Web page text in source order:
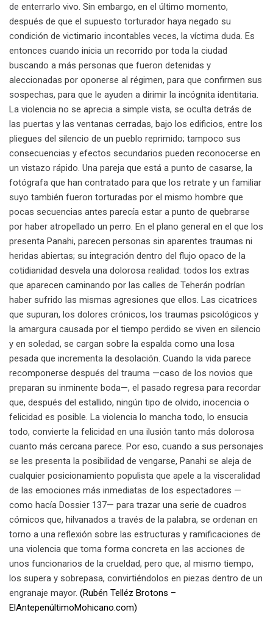
de enterrarlo vivo. Sin embargo, en el último momento,
después de que el supuesto torturador haya negado su
condición de victimario incontables veces, la víctima duda. Es
entonces cuando inicia un recorrido por toda la ciudad
buscando a más personas que fueron detenidas y
aleccionadas por oponerse al régimen, para que confirmen sus
sospechas, para que le ayuden a dirimir la incógnita identitaria.
La violencia no se aprecia a simple vista, se oculta detrás de
las puertas y las ventanas cerradas, bajo los edificios, entre los
pliegues del silencio de un pueblo reprimido; tampoco sus
consecuencias y efectos secundarios pueden reconocerse en
un vistazo rápido. Una pareja que está a punto de casarse, la
fotógrafa que han contratado para que los retrate y un familiar
suyo también fueron torturadas por el mismo hombre que
pocas secuencias antes parecía estar a punto de quebrarse
por haber atropellado un perro. En el plano general en el que los
presenta Panahi, parecen personas sin aparentes traumas ni
heridas abiertas; su integración dentro del flujo opaco de la
cotidianidad desvela una dolorosa realidad: todos los extras
que aparecen caminando por las calles de Teherán podrían
haber sufrido las mismas agresiones que ellos. Las cicatrices
que supuran, los dolores crónicos, los traumas psicológicos y
la amargura causada por el tiempo perdido se viven en silencio
y en soledad, se cargan sobre la espalda como una losa
pesada que incrementa la desolación. Cuando la vida parece
recomponerse después del trauma —caso de los novios que
preparan su inminente boda—, el pasado regresa para recordar
que, después del estallido, ningún tipo de olvido, inocencia o
felicidad es posible. La violencia lo mancha todo, lo ensucia
todo, convierte la felicidad en una ilusión tanto más dolorosa
cuanto más cercana parece. Por eso, cuando a sus personajes
se les presenta la posibilidad de vengarse, Panahi se aleja de
cualquier posicionamiento populista que apele a la visceralidad
de las emociones más inmediatas de los espectadores —
como hacía Dossier 137— para trazar una serie de cuadros
cómicos que, hilvanados a través de la palabra, se ordenan en
torno a una reflexión sobre las estructuras y ramificaciones de
una violencia que toma forma concreta en las acciones de
unos funcionarios de la crueldad, pero que, al mismo tiempo,
los supera y sobrepasa, convirtiéndolos en piezas dentro de un
engranaje mayor. (Rubén Telléz Brotons –
ElAntepenúltimoMohicano.com)